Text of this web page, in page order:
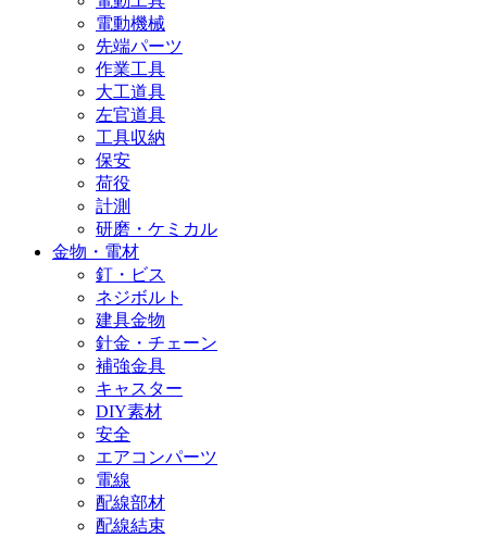
電動機械
先端パーツ
作業工具
大工道具
左官道具
工具収納
保安
荷役
計測
研磨・ケミカル
金物・電材
釘・ビス
ネジボルト
建具金物
針金・チェーン
補強金具
キャスター
DIY素材
安全
エアコンパーツ
電線
配線部材
配線結束